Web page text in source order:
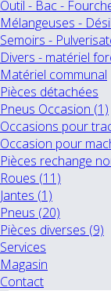
Outil - Bac -
Mélangeuses -
Semoirs -
Divers - matériel
Matériel communal
Pièces détachées
Pneus Occasion (1)
Occasions pour
Occasion pour
Pièces rechange
Roues (11)
Jantes (1)
Pneus (20)
Pièces diverses (9)
Services
Magasin
Contact